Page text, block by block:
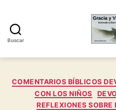
Buscar
y
COMENTARIOS BÍBLICOS
CON LOS NIÑOS
REFLEXIONES